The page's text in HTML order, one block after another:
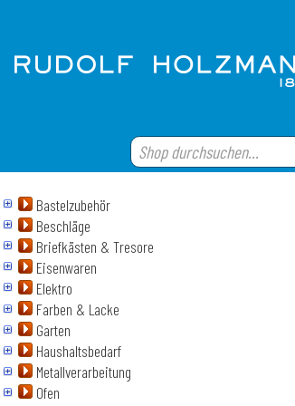
Bastelzubehör
Beschläge
Briefkästen & Tresore
Eisenwaren
Elektro
Farben & Lacke
Garten
Haushaltsbedarf
Metallverarbeitung
Ofen